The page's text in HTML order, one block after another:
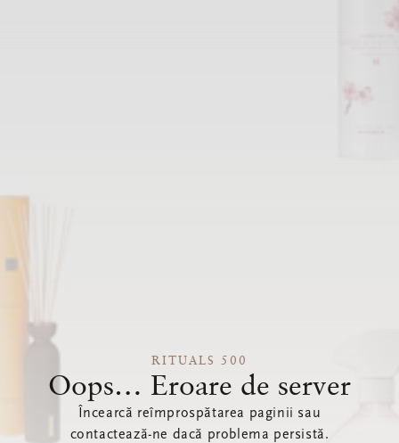
RITUALS 500
Oops… Eroare de server
Încearcă reîmprospătarea paginii sau
contactează-ne dacă problema persistă.